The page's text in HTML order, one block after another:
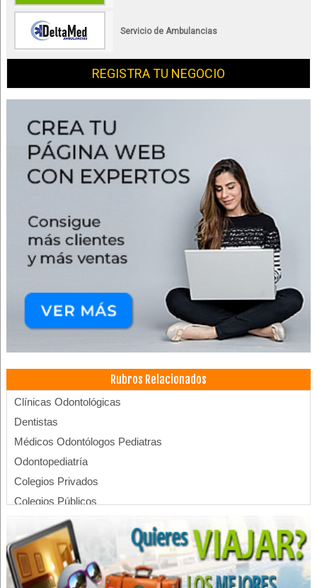
Servicio de Ambulancias
REGISTRA TU NEGOCIO
Rubros Relacionados
Clínicas Odontológicas
Dentistas
Médicos Odontólogos Pediatras
Odontopediatría
Colegios Privados
Colegios Públicos
Colegios Secundarios
Colegios Particulares
Escuelas Secundarias
Escuelas Primarias